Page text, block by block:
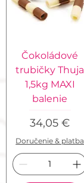
Čokoládové
trubičky Thuja
1,5kg MAXI
balenie
Cena
34,05 €
Doručenie & platba